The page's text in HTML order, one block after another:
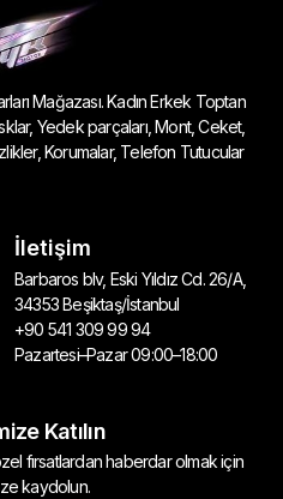
Mağazası. Kadın Erkek Toptan
Yedek parçaları, Mont, Ceket,
Korumalar, Telefon Tutucular
İletişim
Barbaros blv, Eski Yıldız Cd. 26/A,
34353 Beşiktaş/İstanbul
+90 541 309 99 94
Pazartesi–Pazar 09:00–18:00
Katılın
fırsatlardan haberdar olmak için
kaydolun.